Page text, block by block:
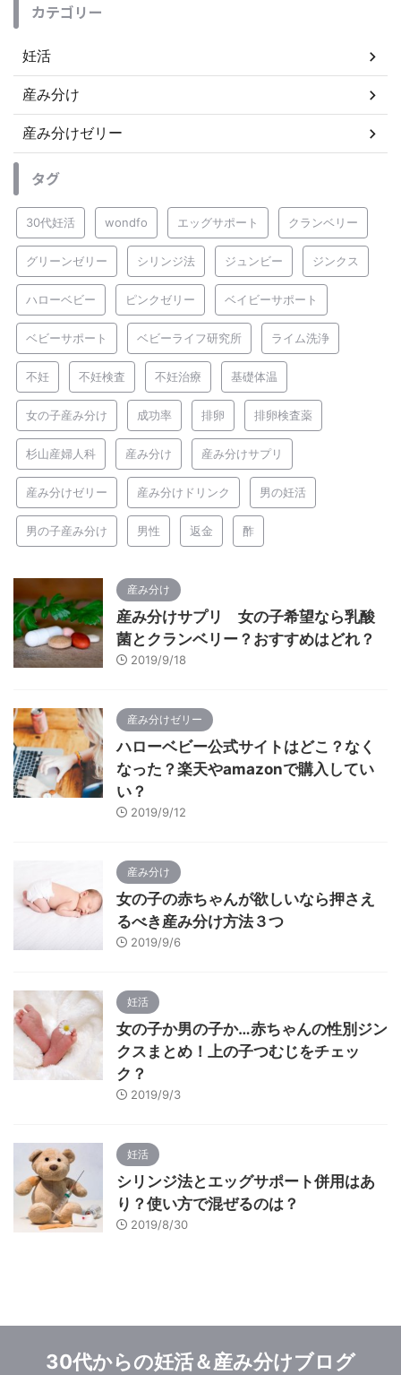
カテゴリー
妊活
産み分け
産み分けゼリー
タグ
30代妊活 wondfo エッグサポート クランベリー
グリーンゼリー シリンジ法 ジュンビー ジンクス
ハローベビー ピンクゼリー ベイビーサポート
ベビーサポート ベビーライフ研究所 ライム洗浄
不妊 不妊検査 不妊治療 基礎体温
女の子産み分け 成功率 排卵 排卵検査薬
杉山産婦人科 産み分け 産み分けサプリ
産み分けゼリー 産み分けドリンク 男の妊活
男の子産み分け 男性 返金 酢
産み分け
産み分けサプリ 女の子希望なら乳酸
菌とクランベリー？おすすめはどれ？
2019/9/18
産み分けゼリー
ハローベビー公式サイトはどこ？なく
なった？楽天やamazonで購入してい
い？
2019/9/12
産み分け
女の子の赤ちゃんが欲しいなら押さえ
るべき産み分け方法３つ
2019/9/6
妊活
女の子か男の子か…赤ちゃんの性別ジン
クスまとめ！上の子つむじをチェッ
ク？
2019/9/3
妊活
シリンジ法とエッグサポート併用はあ
り？使い方で混ぜるのは？
2019/8/30
30代からの妊活＆産み分けブログ